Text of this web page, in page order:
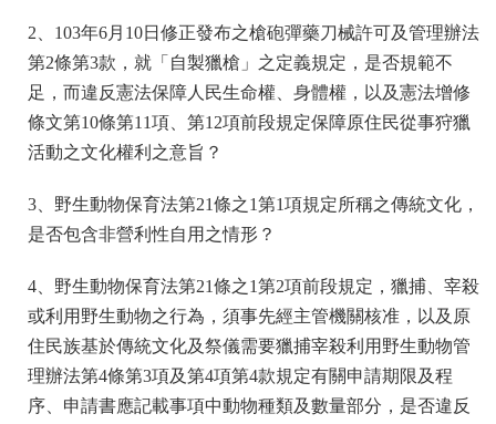
2、103年6月10日修正發布之槍砲彈藥刀械許可及管理辦法
第2條第3款，就「自製獵槍」之定義規定，是否規範不
足，而違反憲法保障人民生命權、身體權，以及憲法增修
條文第10條第11項、第12項前段規定保障原住民從事狩獵
活動之文化權利之意旨？
3、野生動物保育法第21條之1第1項規定所稱之傳統文化，
是否包含非營利性自用之情形？
4、野生動物保育法第21條之1第2項前段規定，獵捕、宰殺
或利用野生動物之行為，須事先經主管機關核准，以及原
住民族基於傳統文化及祭儀需要獵捕宰殺利用野生動物管
理辦法第4條第3項及第4項第4款規定有關申請期限及程
序、申請書應記載事項中動物種類及數量部分，是否違反